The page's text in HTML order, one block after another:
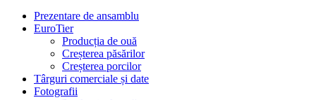
Prezentare de ansamblu
EuroTier
Producția de ouă
Creșterea păsărilor
Creșterea porcilor
Târguri comerciale și date
Fotografii